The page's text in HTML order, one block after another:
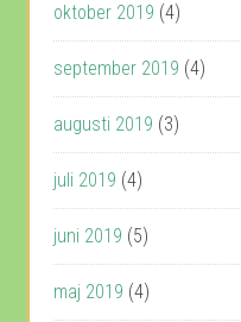
oktober 2019 (4)
september 2019 (4)
augusti 2019 (3)
juli 2019 (4)
juni 2019 (5)
maj 2019 (4)